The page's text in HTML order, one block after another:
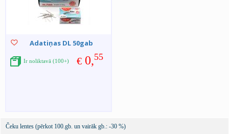
Adatiņas DL 50gab
€ 0,55
Ir noliktavā (100+)
Čeku lentes (pērkot 100.gb. un vairāk gb.: -30 %)